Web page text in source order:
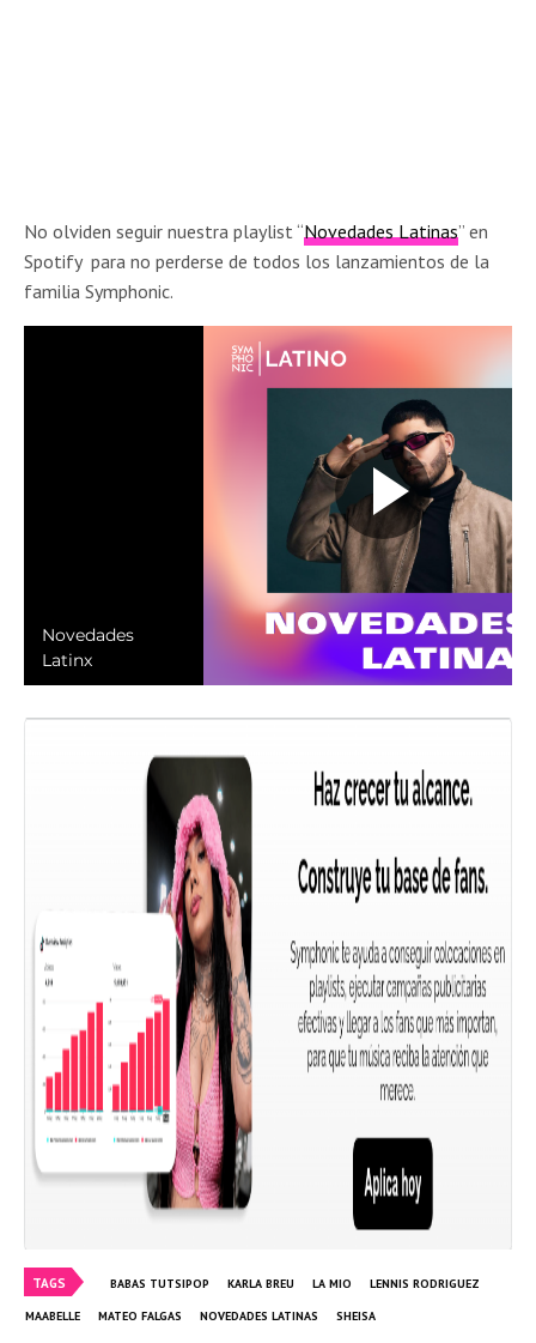
No olviden seguir nuestra playlist “Novedades Latinas” en
Spotify para no perderse de todos los lanzamientos de la
familia Symphonic.
TAGS BABAS TUTSIPOP KARLA BREU LA MIO LENNIS RODRIGUEZ
MAABELLE MATEO FALGAS NOVEDADES LATINAS SHEISA